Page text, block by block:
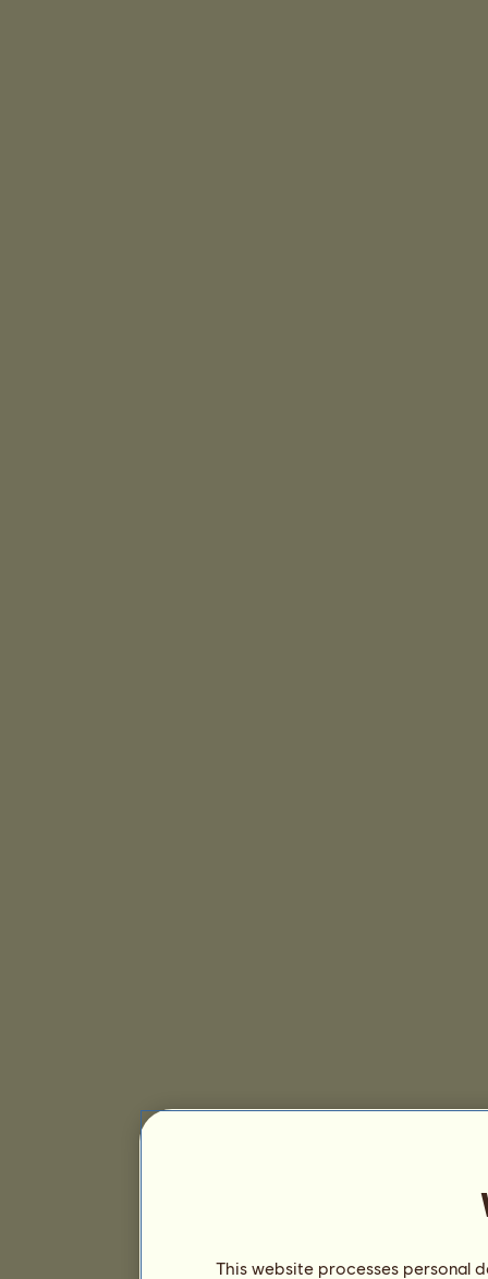
This website processes personal